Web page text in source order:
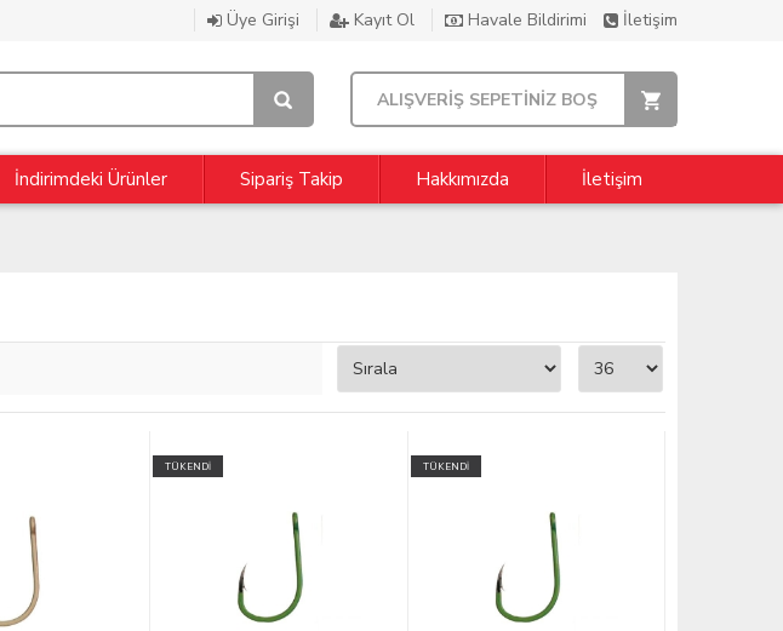
Üye Girişi Kayıt Ol Havale Bildirimi İletişim
ALIŞVERİŞ SEPETİNİZ BOŞ
İndirimdeki Ürünler Sipariş Takip Hakkımızda İletişim
TÜKENDİ TÜKENDİ